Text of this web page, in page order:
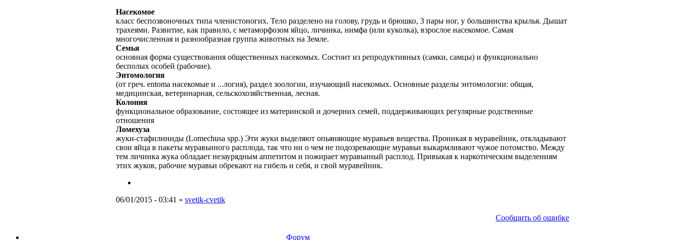
Насекомое
класс беспозвоночных типа членистоногих. Тело разделено на голову, грудь и брюшко, 3 пары ног, у большинства крылья. Дышат
трахеями. Развитие, как правило, с метаморфозом яйцо, личинка, нимфа (или куколка), взрослое насекомое. Самая
многочисленная и разнообразная группа животных на Земле.
Семья
основная форма существования общественных насекомых. Состоит из репродуктивных (самки, самцы) и функционально
бесполых особей (рабочие).
Энтомология
(от греч. entoma насекомые и ...логия), раздел зоологии, изучающий насекомых. Основные разделы энтомологии: общая,
медицинская, ветеринарная, сельскохозяйственная, лесная.
Колония
функциональное образование, состоящее из материнской и дочерних семей, поддерживающих регулярные родственные
отношения
Ломехуза
жуки-стафилиниды (Lomechusa spp.) Эти жуки выделяют опьяняющие муравьев вещества. Проникая в муравейник, откладывают
свои яйца в пакеты муравьиного расплода, так что ни о чем не подозревающие муравьи выкармливают чужое потомство. Между
тем личинка жука обладает незаурядным аппетитом и пожирает муравьиный расплод. Привыкая к наркотическим выделениям
этих жуков, рабочие муравьи обрекают на гибель и себя, и свой муравейник.
06/01/2015 - 03:41 » svetik-cvetik
Сообщить об ошибке
Форум